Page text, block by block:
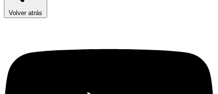
Volver atrás